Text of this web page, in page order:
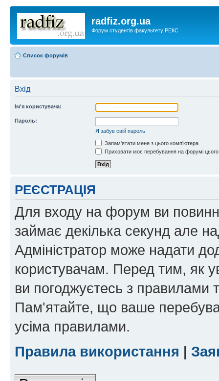
radfiz.org.ua
Форум студентів факультету РЕКС
Список форумів
Вхід
Ім'я користувача:
Пароль:
Я забув свій пароль
Запам'ятати мене з цього комп'ютера
Приховати моє перебування на форумі
РЕЄСТРАЦІЯ
Для входу на форум ви
займає декілька секунд але
Адміністратор може надати
користувачам. Перед тим, як
ви погоджуєтесь з правилами
Пам'ятайте, що ваше
усіма правилами.
Правила використання |